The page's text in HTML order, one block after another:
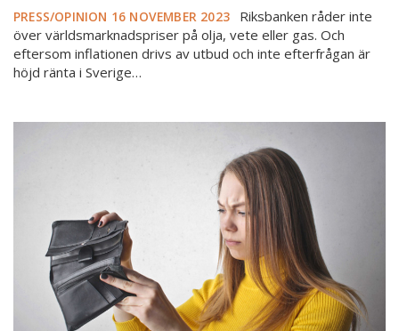
PRESS/OPINION 16 NOVEMBER 2023
Riksbanken råder inte
över världsmarknadspriser på olja, vete eller gas. Och
eftersom inflationen drivs av utbud och inte efterfrågan är
höjd ränta i Sverige…
Tredubbling